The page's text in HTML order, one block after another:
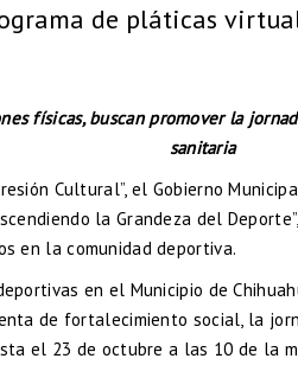
de pláticas
físicas, buscan promover la
sanitaria
Cultural”, el Gobierno
la Grandeza del
en la comunidad deportiva.
en el Municipio de
de fortalecimiento social, la
el 23 de octubre a las 10 de la